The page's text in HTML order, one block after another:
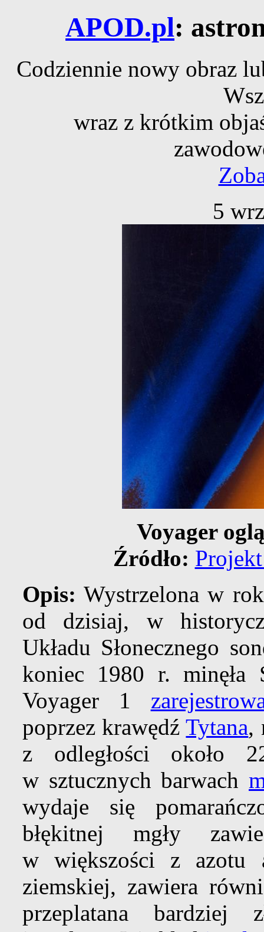
APOD.pl:
Codziennie nowy obraz
wraz z krótkim
5
Voyager
Źródło:
Opis: Wystrzelona w
od dzisiaj, w
Układu Słonecznego
koniec 1980 r. minęła
Voyager 1
poprzez krawędźTytana,
z odległości około
w sztucznych barwach
wydaje się
błękitnej mgły
w większości z azotu
ziemskiej, zawiera
przeplatana bardziej